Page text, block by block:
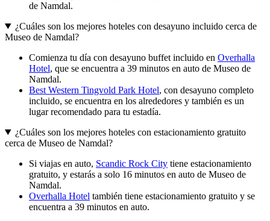
de Namdal.
¿Cuáles son los mejores hoteles con desayuno incluido cerca de
Museo de Namdal?
Comienza tu día con desayuno buffet incluido en Overhalla
Hotel, que se encuentra a 39 minutos en auto de Museo de
Namdal.
Best Western Tingvold Park Hotel, con desayuno completo
incluido, se encuentra en los alrededores y también es un
lugar recomendado para tu estadía.
¿Cuáles son los mejores hoteles con estacionamiento gratuito
cerca de Museo de Namdal?
Si viajas en auto, Scandic Rock City tiene estacionamiento
gratuito, y estarás a solo 16 minutos en auto de Museo de
Namdal.
Overhalla Hotel también tiene estacionamiento gratuito y se
encuentra a 39 minutos en auto.